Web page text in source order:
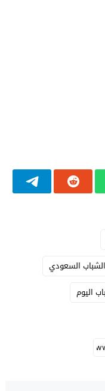
الشباب السعودي
اليوم